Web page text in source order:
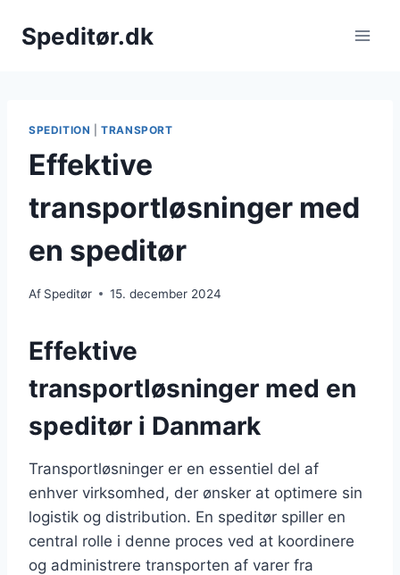
Speditør.dk
SPEDITION |TRANSPORT
Effektive
transportløsninger med
en speditør
Af Speditør 15. december 2024
Effektive
transportløsninger med en
speditør i Danmark
Transportløsninger er en essentiel del af
enhver virksomhed, der ønsker at optimere sin
logistik og distribution. En speditør spiller en
central rolle i denne proces ved at koordinere
og administrere transporten af varer fra